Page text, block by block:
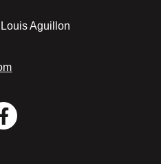
Aguillon
Facebook